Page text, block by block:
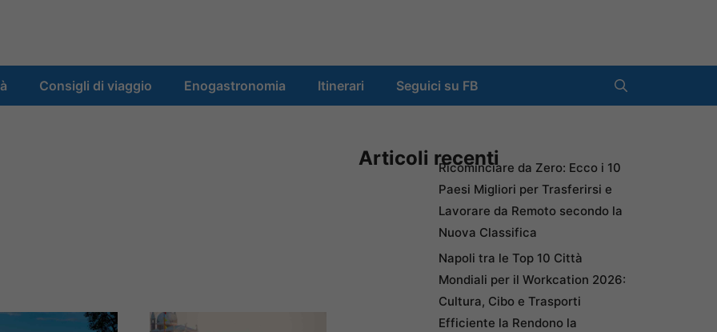
Consigli di viaggio Enogastronomia Itinerari Seguici su FB
Articoli recentiRicominciare da Zero: Ecco i 10
Paesi Migliori per Trasferirsi e
Lavorare da Remoto secondo la
Nuova Classifica
Napoli tra le Top 10 Città
Mondiali per il Workcation 2026:
Cultura, Cibo e Trasporti
Efficiente la Rendono la